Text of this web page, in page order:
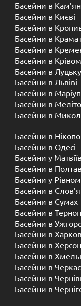
Басейни в
Басейни в Києві
Басейни в
Басейни в
Басейни в
Басейни в
Басейни в Луцьку
Басейни в Львіві
Басейни в
Басейни в
Басейни в
Басейни в
Басейни в Одесі
Басейни у
Басейни в
Басейни у
Басейни в
Басейни в Сумах
Басейни в
Басейни в
Басейни в
Басейни в
Басейни в
Басейни в
Басейни в
Басейни в